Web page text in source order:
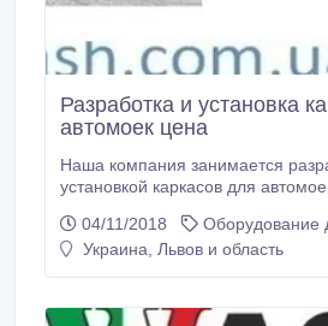
Разработка и установка
автомоек цена
Наша компания занимается
установкой каркасов для
ключ», установкой необходимого оборудования а
также обучением персонала и все
04/11/2018
Оборудование
Украина, Львов и область